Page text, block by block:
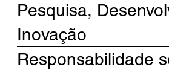
Pesquisa,
Inovação
Responsabilidade